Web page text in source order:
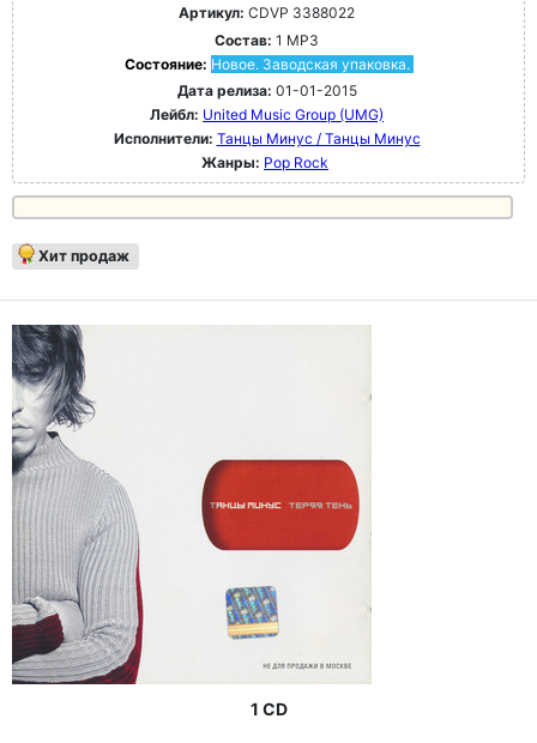
Артикул: CDVP 3388022
Состав: 1 MP3
Состояние: Новое. Заводская упаковка.
Дата релиза: 01-01-2015
Лейбл: United Music Group (UMG)
Исполнители: Танцы Минус / Танцы Минус
Жанры: Pop Rock
Хит продаж
1 CD